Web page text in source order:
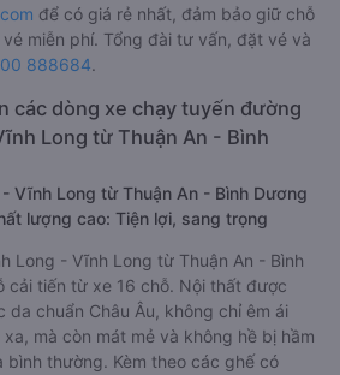
để có giá rẻ nhất, đảm bảo giữ chỗ
miễn phí. Tổng đài tư vấn, đặt vé và
888684.
các dòng xe chạy tuyến đường
Long từ Thuận An - Bình
Vĩnh Long từ Thuận An - Bình Dương
lượng cao: Tiện lợi, sang trọng
Long - Vĩnh Long từ Thuận An - Bình
cải tiến từ xe 16 chỗ. Nội thất được
da chuẩn Châu Âu, không chỉ êm ái
mà còn mát mẻ và không hề bị hầm
thường. Kèm theo các ghế có